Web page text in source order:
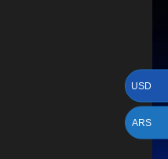
USD
ARS